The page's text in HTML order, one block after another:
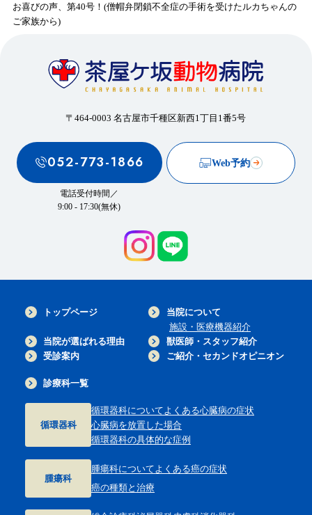
お喜びの声、第40号！(僧帽弁閉鎖不全症の手術を受けたルカちゃんの
ご家族から)
〒464-0003 名古屋市千種区新西1丁目1番5号
052-773-1866
電話受付時間／
9:00 - 17:30(無休)
Web予約
トップページ
当院について
施設・医療機器紹介
当院が選ばれる理由
獣医師・スタッフ紹介
受診案内
ご紹介・セカンドオピニオン
診療科一覧
循環器科
循環器科について よくある心臓病の症状
心臓病を放置した場合
循環器科の具体的な症例
腫瘍科
腫瘍科について よくある癌の症状
癌の種類と治療